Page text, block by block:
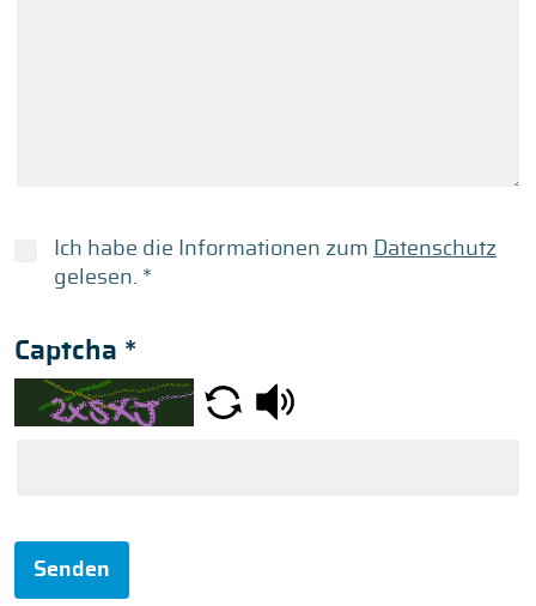
Ich habe die Informationen zum
Datenschutz
gelesen. *
Captcha *
Senden